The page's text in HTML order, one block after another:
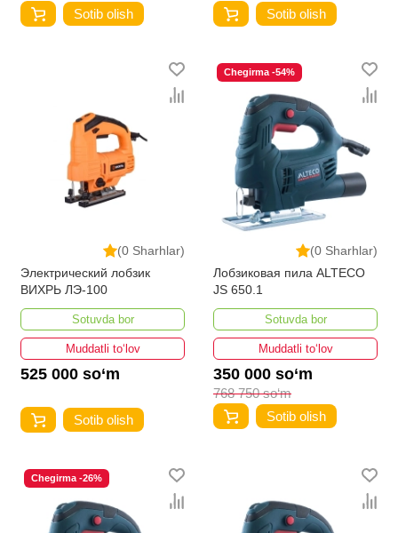
Sotib olish Sotib olish
(0 Sharhlar)
Электрический лобзик
ВИХРЬ ЛЭ-100
Sotuvda bor
Muddatli to‘lov
525 000 so‘m
Sotib olish
(0 Sharhlar)
Chegirma -54%
Лобзиковая пила ALTECO
JS 650.1
Sotuvda bor
Muddatli to‘lov
350 000 so‘m
768 750 so‘m
Sotib olish
Chegirma -26%